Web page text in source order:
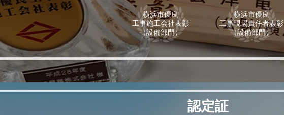
横浜市優良
工事施工会社表彰
（設備部門）
横浜市優良
工事現場責任者表彰
（設備部門）
認定証